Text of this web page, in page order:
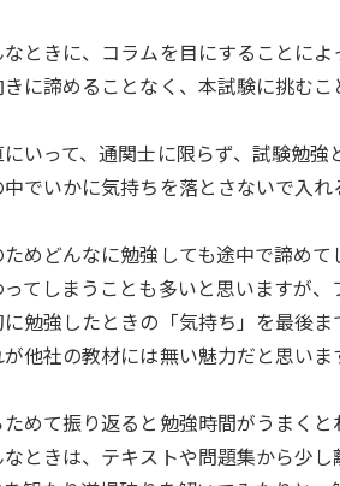
なときに、コラムを目にすることに
に諦めることなく、本試験に挑むこ
いって、通関士に限らず、試験勉強
中でいかに気持ちを落とさないで入れ
ためどんなに勉強しても途中で諦め
てしまうことも多いと思いますが、
勉強したときの「気持ち」を最後ま
が他社の教材には無い魅力だと思いま
ためて振り返ると勉強時間がうまく
なときは、テキストや問題集から少し